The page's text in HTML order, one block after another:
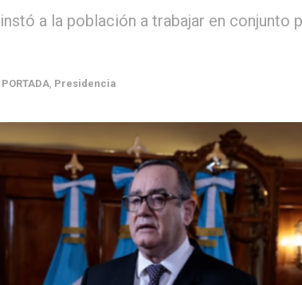
a la población a trabajar en conjunto
PORTADA Presidencia